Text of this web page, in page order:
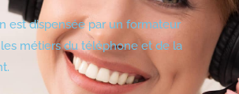
est dispensée par un formateur
métiers du téléphone et de la